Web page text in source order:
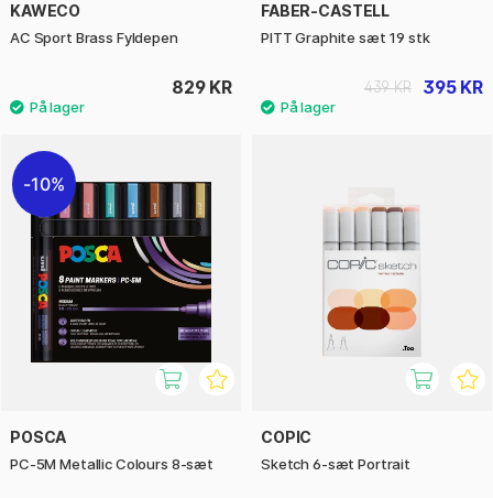
KAWECO
AC Sport Brass Fyldepen
829 KR
FABER-CASTELL
PITT Graphite sæt 19 stk
395 KR
439 KR
10%
POSCA
PC-5M Metallic Colours 8-sæt
COPIC
Sketch 6-sæt Portrait